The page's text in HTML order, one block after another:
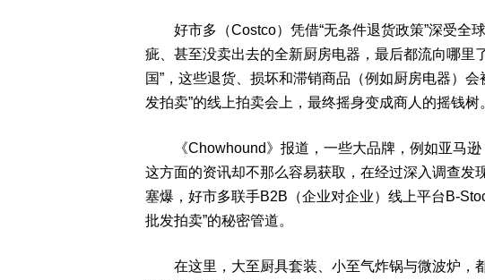
好市多（Costco）凭借“无条件退货政策”深受全
疵、甚至没卖出去的全新厨房电器，最后都流向哪里
国”，这些退货、损坏和滞销商品（例如厨房电器）
发拍卖”的线上拍卖会上，最终摇身变成商人的摇钱树
《Chowhound》报道，一些大品牌，例如亚马逊
这方面的资讯却不那么容易获取，在经过深入调查发
塞爆，好市多联手B2B（企业对企业）线上平台B-
批发拍卖”的秘密管道。
在这里，大至厨具套装、小至气炸锅与微波炉，